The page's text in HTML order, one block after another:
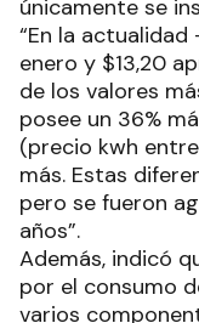
únicamente se
“En la
enero y $13,20
de los valores
posee un 36%
(precio kwh
más. Estas
pero se fueron
años”.
Además, indicó
por el consumo
varios